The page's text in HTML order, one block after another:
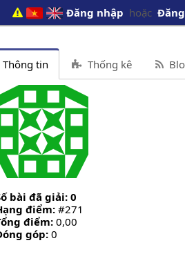
Đăng nhập hoặc
Thông tin Thống kê
bài đã giải: 0
điểm:#271
điểm: 0,00
góp: 0